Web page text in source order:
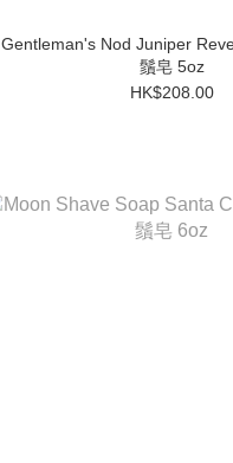
Gentleman's Nod Juniper Reverie 杜松
鬚皂 5oz
HK$208.00